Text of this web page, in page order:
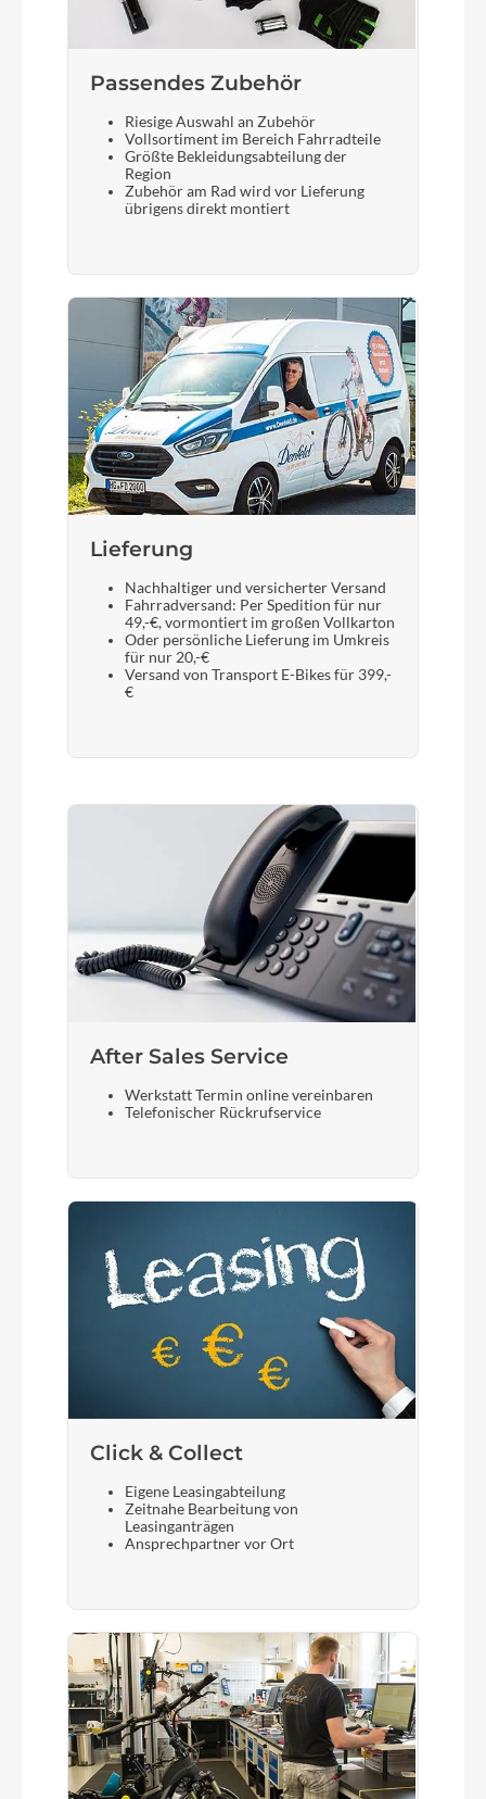
Bulls Aluminium
Passendes Zubehör
Riesige Auswahl an Zubehör
Vollsortiment im Bereich Fahrradteile
Größte Bekleidungsabteilung der
Region
Zubehör am Rad wird vor Lieferung
übrigens direkt montiert
Lieferung
Nachhaltiger und versicherter Versand
Fahrradversand: Per Spedition für nur
49,-€, vormontiert im großen Vollkarton
Oder persönliche Lieferung im Umkreis
für nur 20,-€
Versand von Transport E-Bikes für 399,-
€
After Sales Service
Werkstatt Termin online vereinbaren
Telefonischer Rückrufservice
Click & Collect
Eigene Leasingabteilung
Zeitnahe Bearbeitung von
Leasinganträgen
Ansprechpartner vor Ort